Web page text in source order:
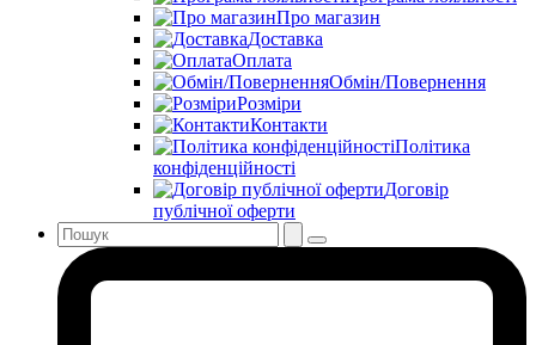
Про магазин
Доставка
Оплата
Обмін/Повернення
Розміри
Контакти
Політика
конфіденційності
Договір
публічної оферти